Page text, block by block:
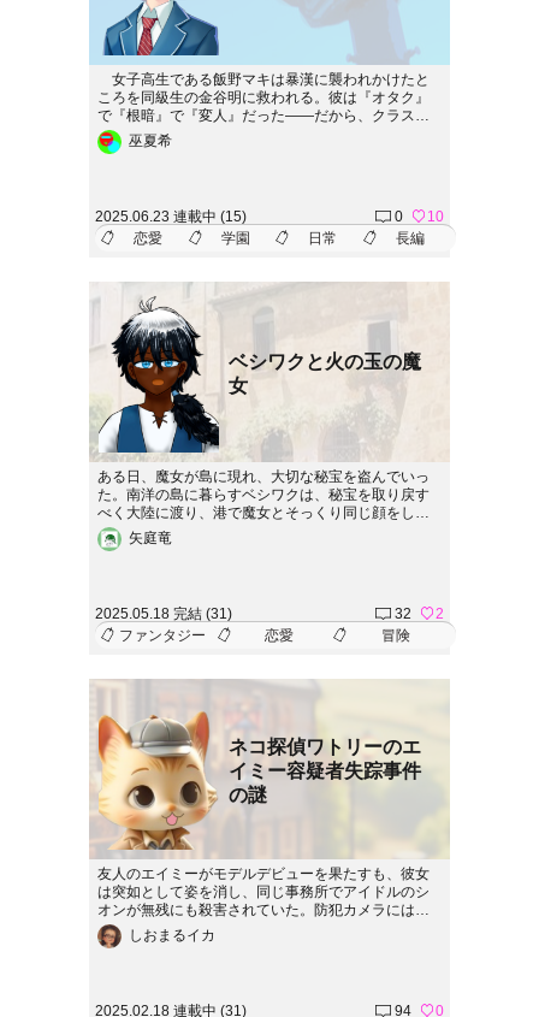
女子高生である飯野マキは暴漢に襲われかけたと
ころを同級生の金谷明に救われる。彼は『オタク』
で『根暗』で『変人』だった――だから、クラスメ
イトからも嫌煙されていた。次の日、マキは助けて
もらったお礼に弁当を明に作って差し出すのだ
イトで連載中！●作者個人サイト「かわらや」（http
s://knkawaraya.net/worlds/kanaya/）●pixiv
巫夏希
2025.06.23 連載中 (15) 0
10
恋愛
学園 日常 長編
ベシワクと火の玉の魔
女
ある日、魔女が島に現れ、大切な秘宝を盗んでいっ
た。南洋の島に暮らすベシワクは、秘宝を取り戻す
べく大陸に渡り、港で魔女とそっくり同じ顔をした
女に出会う。思わず斬りかかるも、彼女は魔女と別
人のようで・・・。
矢庭竜
2025.05.18 完結 (31) 32
2
ファンタジー
恋愛 冒険
ネコ探偵ワトリーのエ
イミー容疑者失踪事件
の謎
友人のエイミーがモデルデビューを果たすも、彼女
は突如として姿を消し、同じ事務所でアイドルのシ
オンが無残にも殺害されていた。防犯カメラにはエ
イミーが現場から慌てて立ち去る姿が映り、彼女に
殺人の疑いがかかる。エイミーの無実を信じるワト
しおまるイカ
2025.02.18 連載中 (31) 94 0